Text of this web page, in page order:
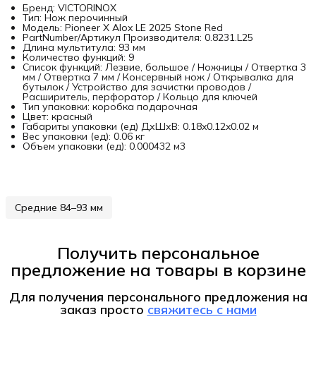
Бренд: VICTORINOX
Тип: Нож перочинный
Модель: Pioneer X Alox LE 2025 Stone Red
PartNumber/Артикул Производителя: 0.8231.L25
Длина мультитула: 93 мм
Количество функций: 9
Список функций: Лезвие, большое / Ножницы / Отвертка 3
мм / Отвертка 7 мм / Консервный нож / Открывалка для
бутылок / Устройство для зачистки проводов /
Расширитель, перфоратор / Кольцо для ключей
Тип упаковки: коробка подарочная
Цвет: красный
Габариты упаковки (ед) ДхШхВ: 0.18x0.12x0.02 м
Вес упаковки (ед): 0.06 кг
Объем упаковки (ед): 0.000432 м3
Средние 84–93 мм
Получить персональное
предложение на товары в корзине
Для получения персонального предложения на
заказ просто свяжитесь с нами